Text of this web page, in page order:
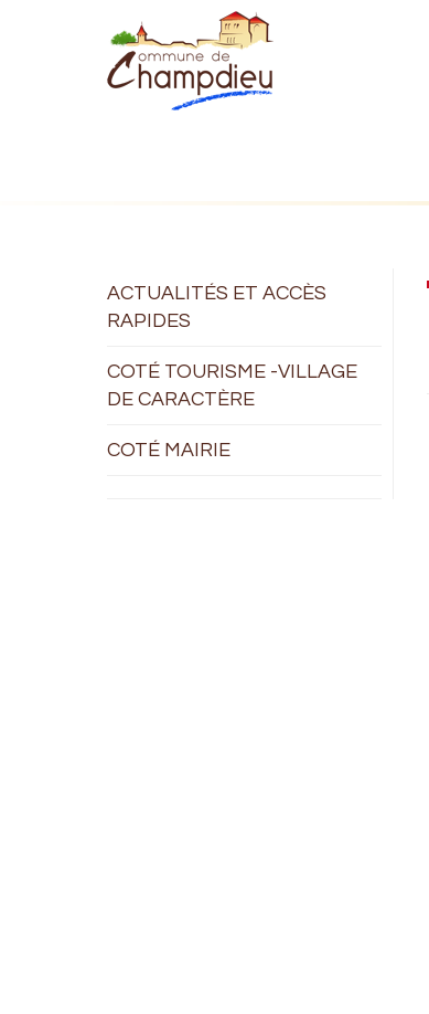
ACTUALITÉS ET ACCÈS
RAPIDES
COTÉ TOURISME -VILLAGE
DE CARACTÈRE
COTÉ MAIRIE